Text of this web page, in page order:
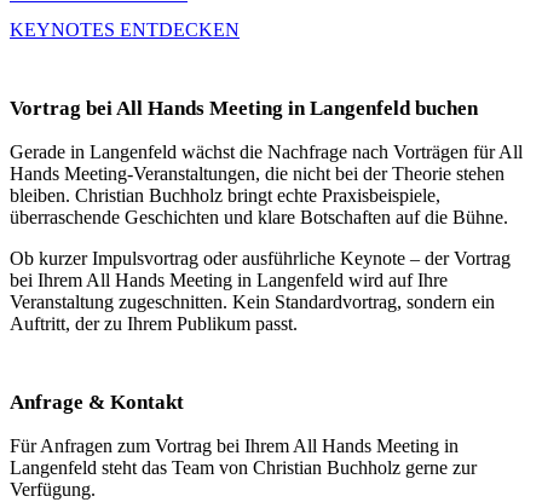
KEYNOTES ENTDECKEN
Vortrag bei All Hands Meeting in Langenfeld buchen
Gerade in Langenfeld wächst die Nachfrage nach Vorträgen für All
Hands Meeting-Veranstaltungen, die nicht bei der Theorie stehen
bleiben. Christian Buchholz bringt echte Praxisbeispiele,
überraschende Geschichten und klare Botschaften auf die Bühne.
Ob kurzer Impulsvortrag oder ausführliche Keynote – der Vortrag
bei Ihrem All Hands Meeting in Langenfeld wird auf Ihre
Veranstaltung zugeschnitten. Kein Standardvortrag, sondern ein
Auftritt, der zu Ihrem Publikum passt.
Anfrage & Kontakt
Für Anfragen zum Vortrag bei Ihrem All Hands Meeting in
Langenfeld steht das Team von Christian Buchholz gerne zur
Verfügung.